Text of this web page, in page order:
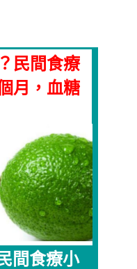
民間食療
月，血糖
間食療小